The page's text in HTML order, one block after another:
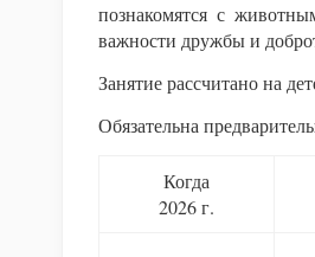
познакомятся с
важности дружбы и
Занятие рассчитано на
Обязательна
Когда
2026 г.